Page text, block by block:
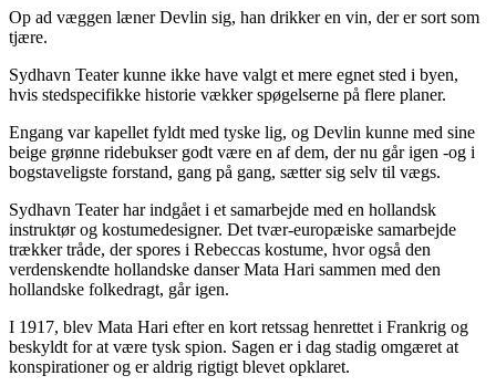
Op ad væggen læner Devlin sig, han drikker en vin, der er sort som
tjære.
Sydhavn Teater kunne ikke have valgt et mere egnet sted i byen,
hvis stedspecifikke historie vækker spøgelserne på flere planer.
Engang var kapellet fyldt med tyske lig, og Devlin kunne med sine
beige grønne ridebukser godt være en af dem, der nu går igen -og i
bogstaveligste forstand, gang på gang, sætter sig selv til vægs.
Sydhavn Teater har indgået i et samarbejde med en hollandsk
instruktør og kostumedesigner. Det tvær-europæiske samarbejde
trækker tråde, der spores i Rebeccas kostume, hvor også den
verdenskendte hollandske danser Mata Hari sammen med den
hollandske folkedragt, går igen.
I 1917, blev Mata Hari efter en kort retssag henrettet i Frankrig og
beskyldt for at være tysk spion. Sagen er i dag stadig omgæret at
konspirationer og er aldrig rigtigt blevet opklaret.